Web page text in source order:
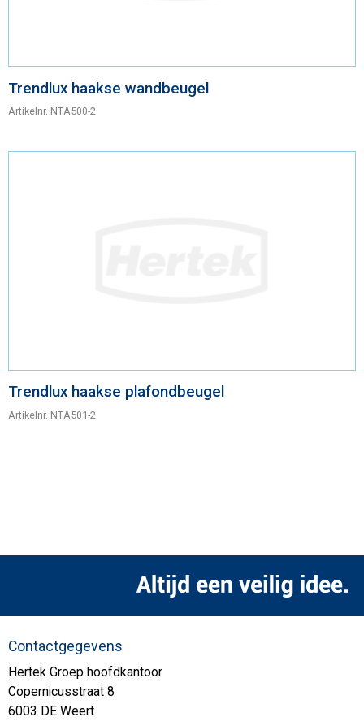
Trendlux haakse wandbeugel
Artikelnr. NTA500-2
Trendlux haakse plafondbeugel
Artikelnr. NTA501-2
Contactgegevens
Hertek Groep hoofdkantoor
Copernicusstraat 8
6003 DE Weert